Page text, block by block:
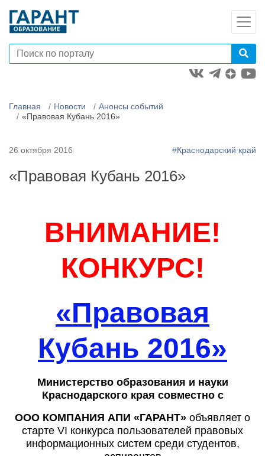
Главная Новости
Анонсы событий
«Правовая Кубань 2016»
26 октября 2016 #Краснодарский край
«Правовая Кубань 2016»
ВНИМАНИЕ!
КОНКУРС!
«Правовая
Кубань 2016»
Министерство образования и науки
Краснодарского края совместно с
ООО КОМПАНИЯ АПИ «ГАРАНТ» объявляет о
старте VI конкурса пользователей правовых
информационных систем среди студентов,